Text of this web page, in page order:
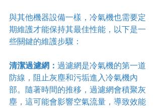
與其他機器設備一樣，冷氣機也需要定
期維護才能保持其最佳性能，以下是一
些關鍵的維護步驟：
清潔過濾網： 過濾網是冷氣機的第一道
防線，阻止灰塵和污垢進入冷氣機內
部。隨著時間的推移，過濾網會積聚灰
塵，這可能會影響空氣流量，導致效能